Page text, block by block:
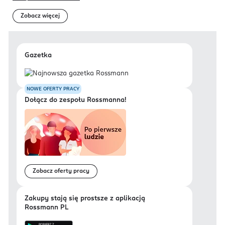
Zobacz więcej
Gazetka
NOWE OFERTY PRACY
Dołącz do zespołu Rossmanna!
Zobacz oferty pracy
Zakupy stają się prostsze z aplikacją
Rossmann PL